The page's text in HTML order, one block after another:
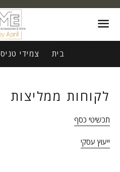
בית צמידי טניס
לקוחות ממליצות
תכשיטי כסף
ייעוץ עסקי